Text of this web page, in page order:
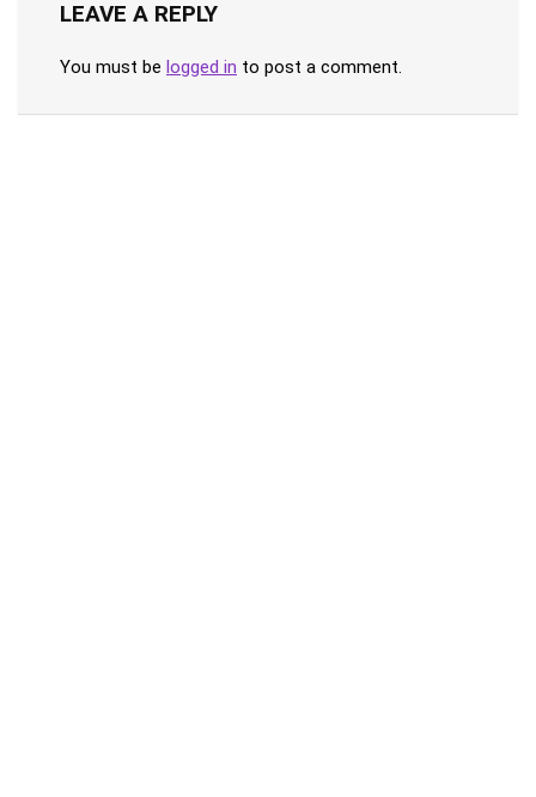
LEAVE A REPLY
You must be logged in to post a comment.